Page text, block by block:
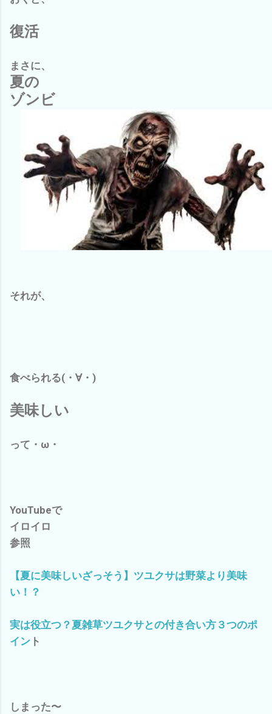
復活
まさに、
夏の
ゾンビ
それが、
食べられる(・∀・)
美味しい
って・ω・
YouTubeで
イロイロ
参照
【夏に美味しいざっそう】ツユクサは野菜より美味
い！？
実は役立つ？夏雑草ツユクサとの付き合い方３つのポ
イン ト
しまった〜